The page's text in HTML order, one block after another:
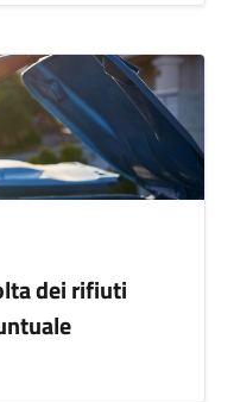
dei rifiuti